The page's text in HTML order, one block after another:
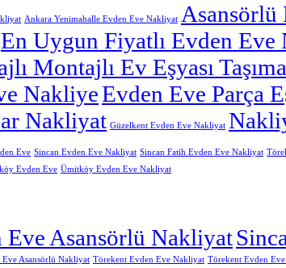
Ankara Yenimahalle Evden Eve Nakliyat
En Uygun Fiyatlı Evden Eve
Montajlı Ev Eşyası Taşıma
NakliyeEvden Eve Parça
Nakliyat Güzelkent Evden Eve Nakliyat
Eve Sincan Evden Eve Nakliyat Sincan Fatih Evden Eve Nakliyat
Evden Eve Ümitköy Evden Eve Nakliyat
Eve Asansörlü Nakliyat
Asansörlü Nakliyat Törekent Evden Eve Nakliyat Törekent Evden